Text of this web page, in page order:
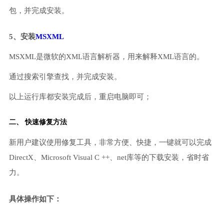
包，并完成安装。
5、安装MSXML
MSXML是微软的XML语言解析器，用来解释XML语言的。
通过搜索引擎查找，并完成安装。
以上运行库都安装完成后，重启电脑即可；
二、 快速修复方法
新用户建议使用修复工具，非常方便、快捷，一键就可以完成
DirectX、Microsoft Visual C ++、net库等的下载安装，省时省
力。
具体操作如下：